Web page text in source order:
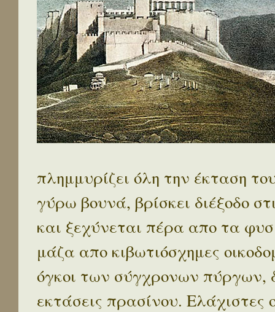
πλημμυρίζει όλη την έκταση
γύρω βουνά, βρίσκει διέξοδο
και ξεχύνεται πέρα απο τα
μάζα απο κιβωτιόσχημες
όγκοι των σύγχρονων πύργων,
εκτάσεις πρασίνου.